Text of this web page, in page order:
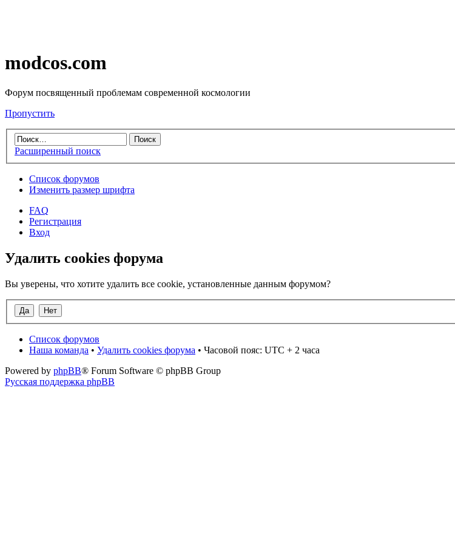
modcos.com
Форум посвященный проблемам современной космологии
Пропустить
Расширенный поиск
Список форумов
Изменить размер шрифта
FAQ
Регистрация
Вход
Удалить cookies форума
Вы уверены, что хотите удалить все cookie, установленные данным форумом?
Список форумов
Наша команда • Удалить cookies форума • Часовой пояс: UTC + 2 часа
Powered by phpBB® Forum Software © phpBB Group
Русская поддержка phpBB